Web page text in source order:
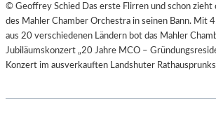
© Geoffrey Schied Das erste Flirren und schon zieht
des Mahler Chamber Orchestra in seinen Bann. Mit
aus 20 verschiedenen Ländern bot das Mahler
Jubiläumskonzert „20 Jahre MCO –
Konzert im ausverkauften Landshuter